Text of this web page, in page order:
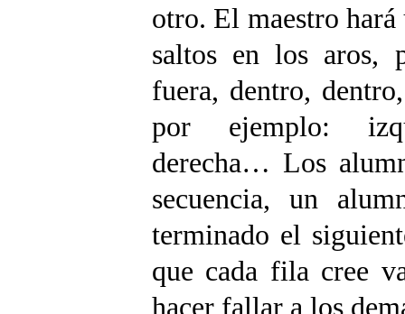
otro. El maestro hará
saltos en los aros,
fuera, dentro,
por ejemplo:
derecha… Los
secuencia, un
terminado el
que cada fila cree
hacer fallar a los